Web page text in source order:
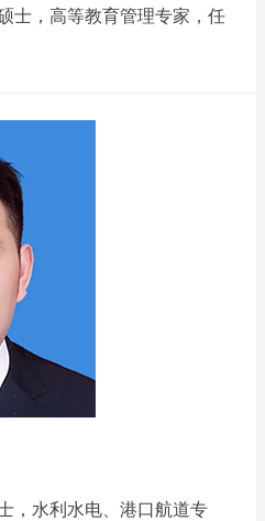
士，高等教育管理专家，任
，水利水电、港口航道专